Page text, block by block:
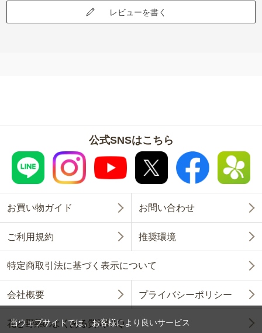
レビューを書く
公式SNSはこちら
お買い物ガイド お問い合わせ
ご利用規約 推奨環境
特定商取引法に基づく表示について
会社概要 プライバシーポリシー
花と野菜のよくある質問FAQ
当ウェブサイトでは、お客様により良いサービス